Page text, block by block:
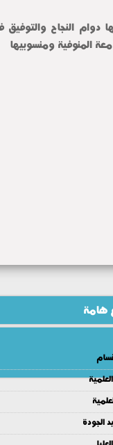
المنوفية ومنسوبيها
هامة
الجودة